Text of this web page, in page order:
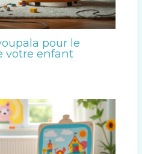
pour le
votre enfant